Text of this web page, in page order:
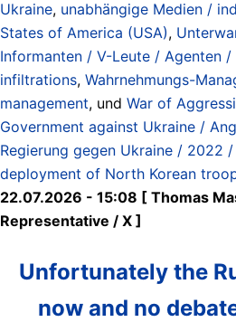
Ukraine, unabhängige Medien /
States of America (USA),
Informanten / V-Leute / Agenten
infiltrations, Wahrnehmungs-
management, und War of
Government against Ukraine /
Regierung gegen Ukraine /
deployment of North Korean
22.07.2026 - 15:08 [ Thomas
Representative / X ]
Unfortunately the
now and no